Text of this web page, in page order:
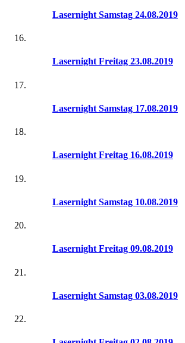
Lasernight Samstag 24.08.2019
Lasernight Freitag 23.08.2019
Lasernight Samstag 17.08.2019
Lasernight Freitag 16.08.2019
Lasernight Samstag 10.08.2019
Lasernight Freitag 09.08.2019
Lasernight Samstag 03.08.2019